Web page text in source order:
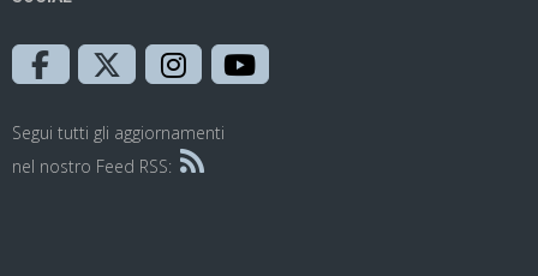
Segui tutti gli aggiornamenti
nel nostro Feed RSS: